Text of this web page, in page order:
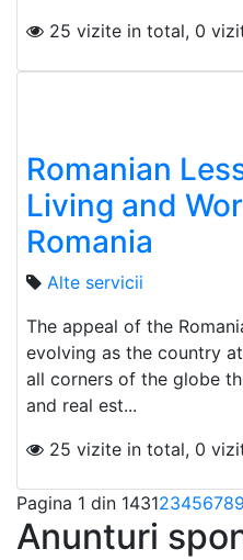
25 vizite in total, 0
Romanian
Living and
Romania
Alte servicii
The appeal of the
evolving as the country
all corners of the globe
and real est...
25 vizite in total, 0
Pagina 1 din 143123456789
Anunturi